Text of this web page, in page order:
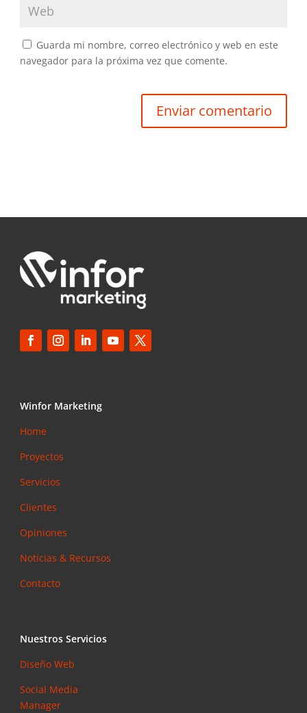
Guarda mi nombre, correo electrónico y web en este
navegador para la próxima vez que comente.
Enviar comentario
Winfor Marketing
Home
Proyectos
Servicios
Clientes
Opiniones
Noticias & Recursos
Contacto
Nuestros Servicios
Diseño Web
Social Media
Manager